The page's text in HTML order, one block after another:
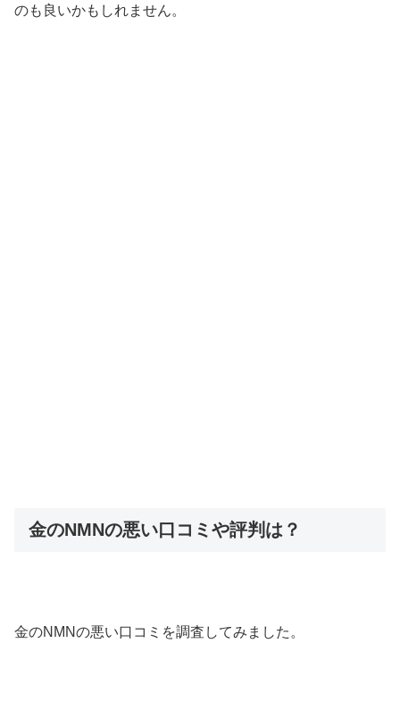
のも良いかもしれません。
金のNMNの悪い口コミや評判は？
金のNMNの悪い口コミを調査してみました。